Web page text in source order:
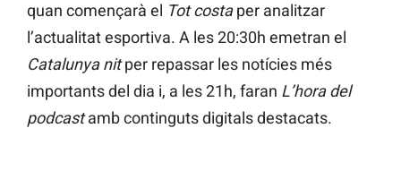
quan començarà el Tot costaper analitzar
l’actualitat esportiva. A les 20:30h emetran el
Catalunya nitper repassar les notícies més
importants del dia i, a les 21h, faran L’hora del
podcastamb continguts digitals destacats.